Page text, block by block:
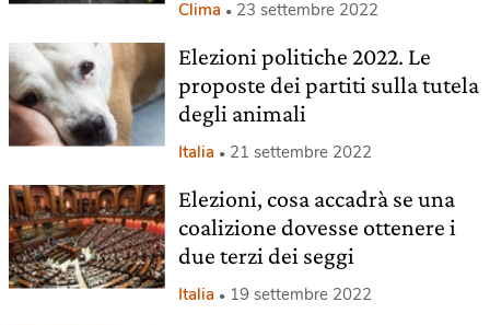
Clima 23 settembre 2022
Elezioni politiche 2022. Le
proposte dei partiti sulla tutela
degli animali
Italia 21 settembre 2022
Elezioni, cosa accadrà se una
coalizione dovesse ottenere i
due terzi dei seggi
Italia 19 settembre 2022